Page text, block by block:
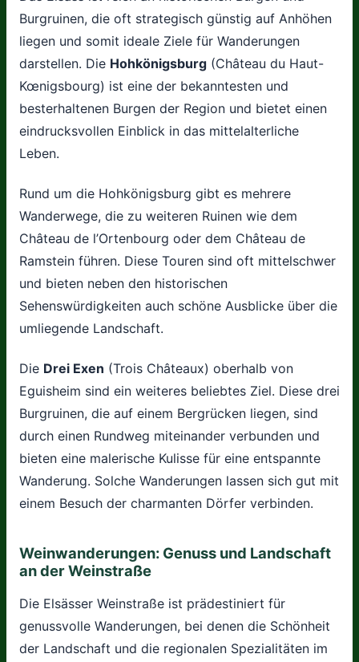
Burgruinen, die oft strategisch günstig auf Anhöhen
liegen und somit ideale Ziele für Wanderungen
darstellen. Die Hohkönigsburg (Château du Haut-
Kœnigsbourg) ist eine der bekanntesten und
besterhaltenen Burgen der Region und bietet einen
eindrucksvollen Einblick in das mittelalterliche
Leben.
Rund um die Hohkönigsburg gibt es mehrere
Wanderwege, die zu weiteren Ruinen wie dem
Château de l’Ortenbourg oder dem Château de
Ramstein führen. Diese Touren sind oft mittelschwer
und bieten neben den historischen
Sehenswürdigkeiten auch schöne Ausblicke über die
umliegende Landschaft.
Die Drei Exen (Trois Châteaux) oberhalb von
Eguisheim sind ein weiteres beliebtes Ziel. Diese drei
Burgruinen, die auf einem Bergrücken liegen, sind
durch einen Rundweg miteinander verbunden und
bieten eine malerische Kulisse für eine entspannte
Wanderung. Solche Wanderungen lassen sich gut mit
einem Besuch der charmanten Dörfer verbinden.
Weinwanderungen: Genuss und Landschaft
an der Weinstraße
Die Elsässer Weinstraße ist prädestiniert für
genussvolle Wanderungen, bei denen die Schönheit
der Landschaft und die regionalen Spezialitäten im